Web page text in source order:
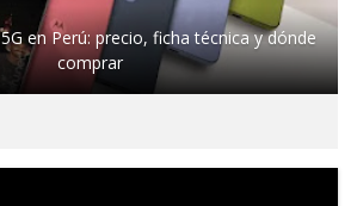
en Perú: precio, ficha técnica y dónde
comprar